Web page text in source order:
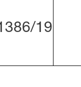
19